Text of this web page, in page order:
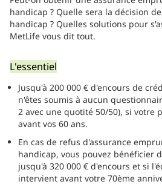
handicap ? Quelle sera la décision
handicap ? Quelles solutions pour
MetLife vous dit tout.
L'essentiel
Jusqu'à 200 000 € d'encours de
n'êtes soumis à aucun
2 avec une quotité 50/50), si
avant vos 60 ans.
En cas de refus d'assurance
handicap, vous pouvez bénéficier
jusqu'à 320 000 € d'encours et si
intervient avant votre 70ème